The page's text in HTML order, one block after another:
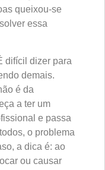
queixou-se
essa
difícil dizer para
demais.
é da
a ter um
e passa
o problema
a dica é: ao
ou causar